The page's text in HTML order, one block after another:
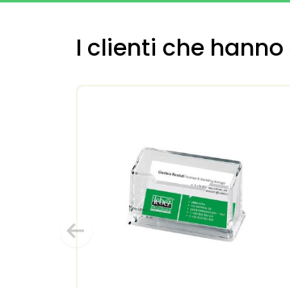
I clienti che